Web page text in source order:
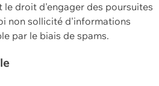
le droit d'engager des poursuites
non sollicité d'informations
par le biais de spams.